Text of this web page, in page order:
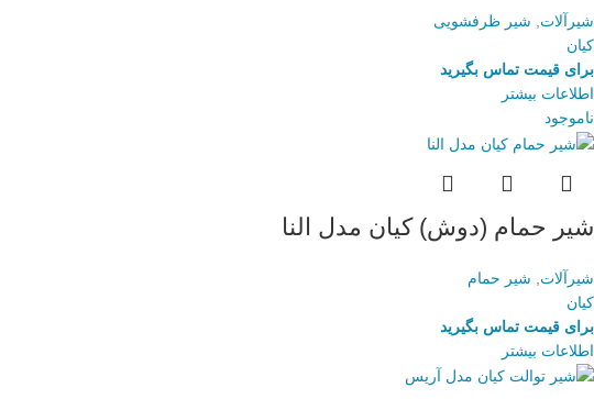
شیرآلات, شیر ظرفشویی
کیان
برای قیمت تماس بگیرید
اطلاعات بیشتر
ناموجود
شیر حمام (دوش) کیان مدل النا
شیرآلات
شیر حمام
کیان
برای قیمت تماس بگیرید
اطلاعات بیشتر